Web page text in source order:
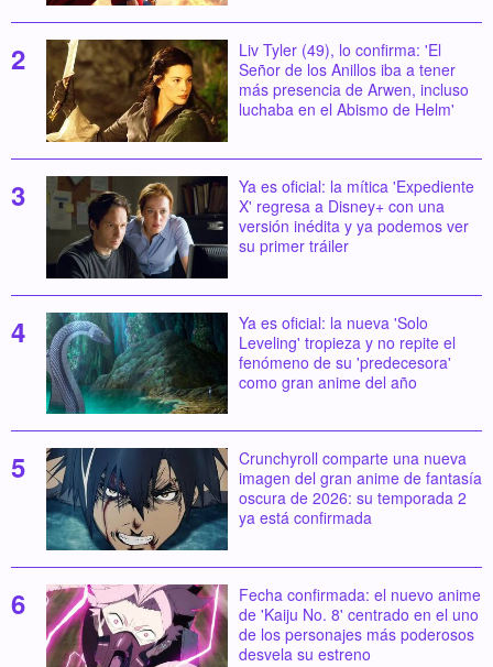
Liv Tyler (49), lo confirma: 'El
Señor de los Anillos iba a tener
más presencia de Arwen, incluso
luchaba en el Abismo de Helm'
Ya es oficial: la mítica 'Expediente
X' regresa a Disney+ con una
versión inédita y ya podemos ver
su primer tráiler
Ya es oficial: la nueva 'Solo
Leveling' tropieza y no repite el
fenómeno de su 'predecesora'
como gran anime del año
Crunchyroll comparte una nueva
imagen del gran anime de fantasía
oscura de 2026: su temporada 2
ya está confirmada
Fecha confirmada: el nuevo anime
de 'Kaiju No. 8' centrado en el uno
de los personajes más poderosos
desvela su estreno